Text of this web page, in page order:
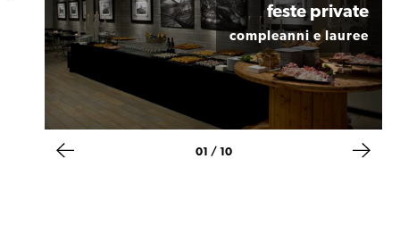
feste private
compleanni e lauree
cene private
anniversari, battesimi, comunioni e cresime